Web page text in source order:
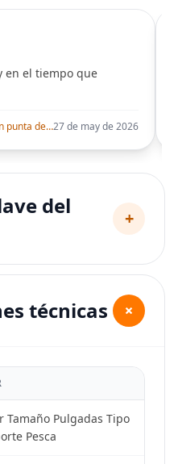
en el tiempo que
Ohuhu Marcadores de alcohol con punta de pincel – Juego de marcadores artísticos de doble punta con certificación AP para artistas adultos27 de may de 2026
del
+
técnicas +
Tamaño Pulgadas Tipo
Pesca